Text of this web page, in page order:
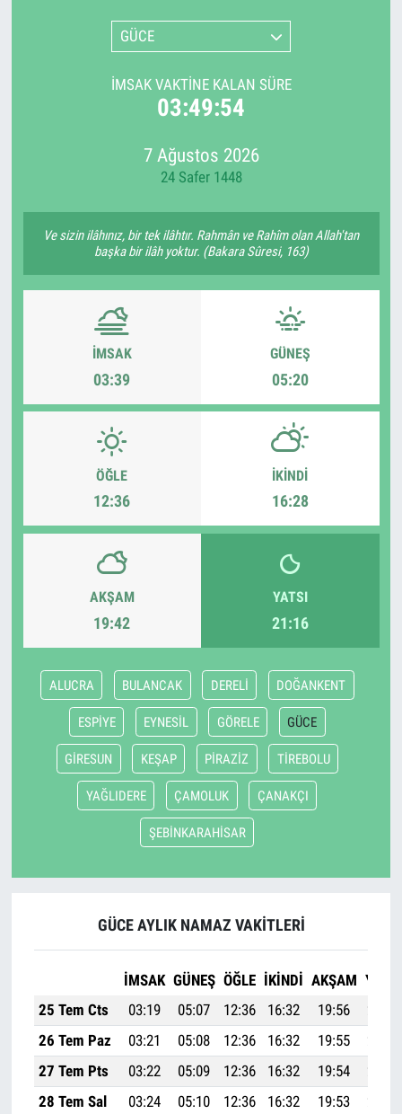
GÜCE
İMSAK VAKTINE KALAN SÜRE
03:49:54
7 Ağustos 2026
24 Safer 1448
Ve sizin ilâhınız, bir tek ilâhtır. Rahmân ve Rahîm olan Allah'tan
başka bir ilâh yoktur. (Bakara Sûresi, 163)
İMSAK
03:39
GÜNEŞ
05:20
ÖĞLE
12:36
İKINDI
16:28
AKŞAM
19:42
YATSI
21:16
ALUCRA BULANCAK DERELİ DOĞANKENT
ESPİYE EYNESİL GÖRELE GÜCE
GİRESUN KEŞAP PİRAZİZ TİREBOLU
YAĞLIDERE ÇAMOLUK ÇANAKÇI
ŞEBİNKARAHİSAR
GÜCE AYLIK NAMAZ VAKITLERI
İMSAK GÜNEŞ ÖĞLE İKINDI AKŞAM YATSI
25 Tem Cts
03:19 05:07 12:36 16:32 19:56
26 Tem Paz
03:21 05:08 12:36 16:32 19:55
27 Tem Pts
03:22 05:09 12:36 16:32 19:54
28 Tem Sal
03:24 05:10 12:36 16:32 19:53